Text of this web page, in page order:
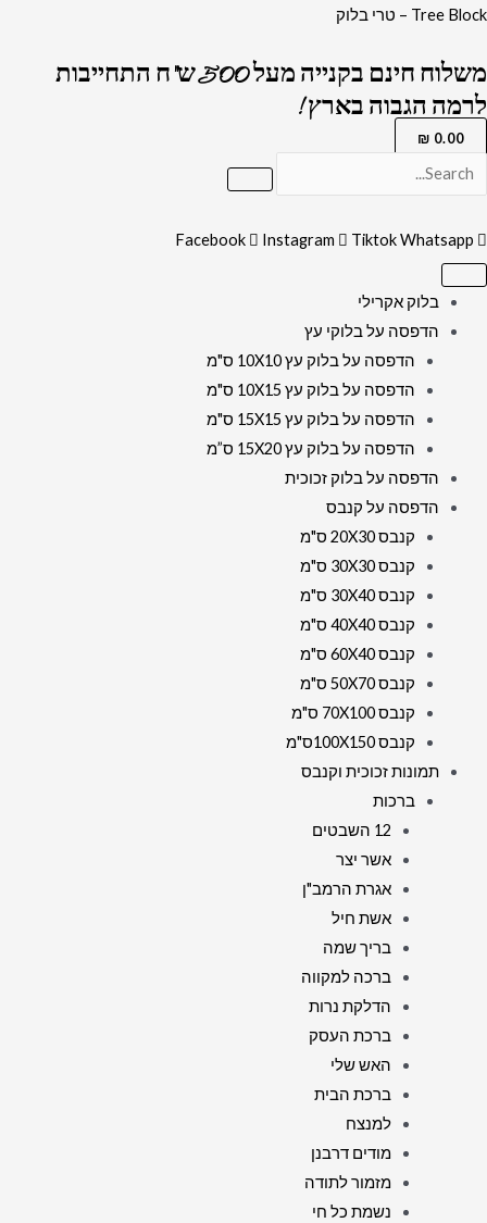
דילוג
Tree Block – טרי בלוק
משלוח חינם בקנייה מעל 500 ש"ח התחייבות
לרמה הגבוה בארץ !
0.00
₪
Facebook Instagram TiktokWhatsapp
בלוק אקרילי
הדפסה על בלוקי עץ
הדפסה על בלוק עץ 10X10 ס"מ
הדפסה על בלוק עץ 10X15 ס"מ
הדפסה על בלוק עץ 15X15 ס"מ
הדפסה על בלוק עץ 15X20 ס”מ
הדפסה על בלוק זכוכית
הדפסה על קנבס
קנבס 20X30 ס"מ
קנבס 30X30 ס"מ
קנבס 30X40 ס"מ
קנבס 40X40 ס"מ
קנבס 60X40 ס"מ
קנבס 50X70 ס"מ
קנבס 70X100 ס"מ
קנבס 100X150ס"מ
תמונות זכוכית וקנבס
ברכות
12 השבטים
אשר יצר
אגרת הרמב"ן
אשת חיל
בריך שמה
ברכה למקווה
הדלקת נרות
ברכת העסק
האש שלי
ברכת הבית
למנצח
מודים דרבנן
מזמור לתודה
נשמת כל חי
כמות
1788
-
ציור
יורם
על
קנבס
זכוכית
מחוסמת